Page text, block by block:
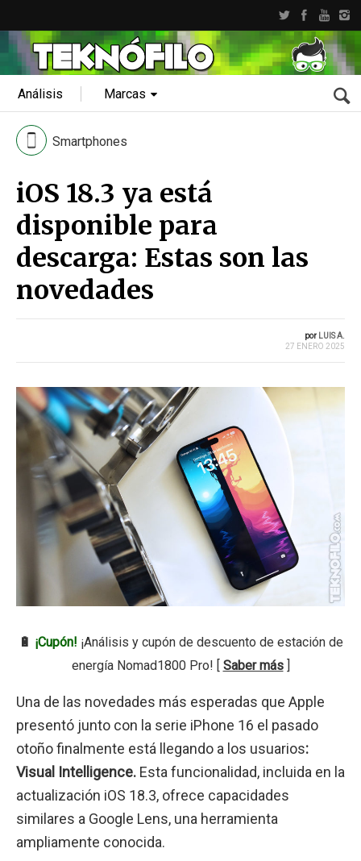
Análisis Marcas
Smartphones
iOS 18.3 ya está
disponible para
descarga: Estas son las
novedades
por LUIS A.
27 ENERO 2025
🔋 ¡Cupón! ¡Análisis y cupón de descuento de estación de
energía Nomad1800 Pro! [ Saber más]
Una de las novedades más esperadas que Apple
presentó junto con la serie iPhone 16 el pasado
otoño finalmente está llegando a los usuarios:
Visual Intelligence. Esta funcionalidad, incluida en la
actualización iOS 18.3, ofrece capacidades
similares a Google Lens, una herramienta
ampliamente conocida.